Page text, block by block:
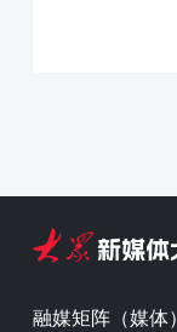
融媒矩阵（媒体）